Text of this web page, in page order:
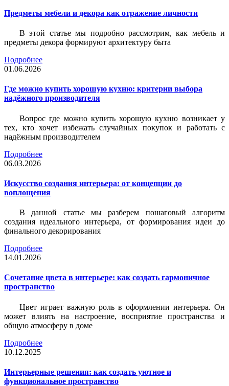
Предметы мебели и декора как отражение личности
В этой статье мы подробно рассмотрим, как мебель и
предметы декора формируют архитектуру быта
Подробнее
01.06.2026
Где можно купить хорошую кухню: критерии выбора
надёжного производителя
Вопрос где можно купить хорошую кухню возникает у
тех, кто хочет избежать случайных покупок и работать с
надёжным производителем
Подробнее
06.03.2026
Искусство создания интерьера: от концепции до
воплощения
В данной статье мы разберем пошаговый алгоритм
создания идеального интерьера, от формирования идеи до
финального декорирования
Подробнее
14.01.2026
Сочетание цвета в интерьере: как создать гармоничное
пространство
Цвет играет важную роль в оформлении интерьера. Он
может влиять на настроение, восприятие пространства и
общую атмосферу в доме
Подробнее
10.12.2025
Интерьерные решения: как создать уютное и
функциональное пространство